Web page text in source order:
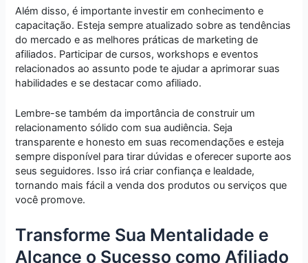
Além disso, é importante investir em conhecimento e
capacitação. Esteja sempre atualizado sobre as tendências
do mercado e as melhores práticas de marketing de
afiliados. Participar de cursos, workshops e eventos
relacionados ao assunto pode te ajudar a aprimorar suas
habilidades e se destacar como afiliado.
Lembre-se também da importância de construir um
relacionamento sólido com sua audiência. Seja
transparente e honesto em suas recomendações e esteja
sempre disponível para tirar dúvidas e oferecer suporte aos
seus seguidores. Isso irá criar confiança e lealdade,
tornando mais fácil a venda dos produtos ou serviços que
você promove.
Transforme Sua Mentalidade e
Alcance o Sucesso como Afiliado